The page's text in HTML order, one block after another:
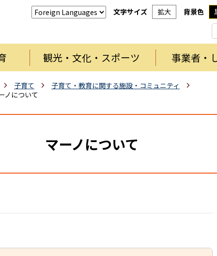
文字サイズ 拡大 背景色
観光・文化・スポーツ 事業者・
子育て
子育て・教育に関する施設・コミュニティ
ノについて
マーノについて